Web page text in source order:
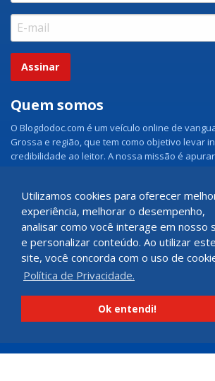
Utilizamos cookies para oferecer
experiência, melhorar o desempenho,
analisar como você interage em nosso
e personalizar conteúdo. Ao utilizar este
site, você concorda com o uso de
Política de Privacidade.
Ok entendi!
Assinar
Quem somos
O Blogdodoc.com é um veículo online de
Grossa e região, que tem como objetivo levar
credibilidade ao leitor. A nossa missão é
nossos leitores tenham acesso aos fatos
Grupo Doc.com
Rua Rio de Janeiro, 150 - Sala 102
CEP: 84070-060 - Nova Rússia
Ponta Grossa \ PR